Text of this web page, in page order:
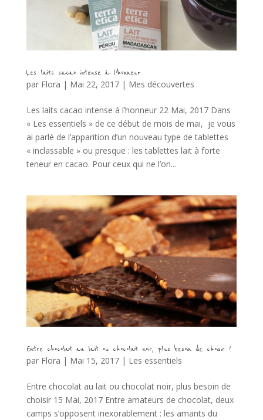
Les laits cacao intense à l’honneur
par Flora | Mai 22, 2017| Mes découvertes
Les laits cacao intense à l’honneur 22 Mai, 2017 Dans
« Les essentiels » de ce début de mois de mai, je vous
ai parlé de l’apparition d’un nouveau type de tablettes
« inclassable » ou presque : les tablettes lait à forte
teneur en cacao. Pour ceux qui ne l’on...
Entre chocolat au lait ou chocolat noir, plus besoin de choisir !
par Flora | Mai 15, 2017| Les essentiels
Entre chocolat au lait ou chocolat noir, plus besoin de
choisir 15 Mai, 2017 Entre amateurs de chocolat, deux
camps s’opposent inexorablement : les amants du